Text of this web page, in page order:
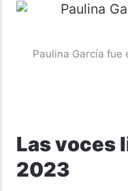
Paulina García fue
Las voces
2023